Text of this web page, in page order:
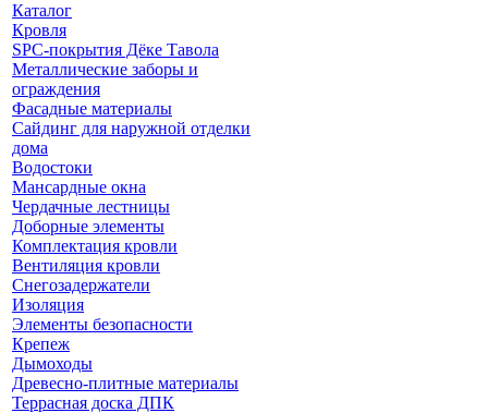
Каталог
Кровля
SPC-покрытия Дёке Тавола
Металлические заборы и
ограждения
Фасадные материалы
Сайдинг для наружной отделки
дома
Водостоки
Мансардные окна
Чердачные лестницы
Доборные элементы
Комплектация кровли
Вентиляция кровли
Снегозадержатели
Изоляция
Элементы безопасности
Крепеж
Дымоходы
Древесно-плитные материалы
Террасная доска ДПК